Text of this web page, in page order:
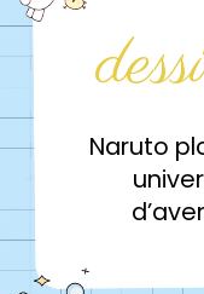
Naruto